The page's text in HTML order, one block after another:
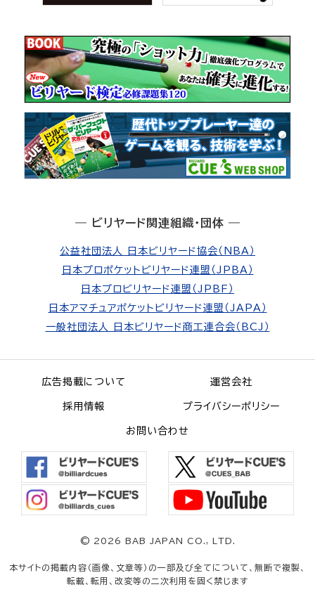
― ビリヤード関連組織・団体 ―
公益社団法人 日本ビリヤード協会（NBA）
日本プロポケットビリヤード連盟（JPBA）
日本プロビリヤード連盟（JPBF）
日本アマチュアポケットビリヤード連盟（JAPA）
一般社団法人 日本ビリヤード商工連合会（BCJ）
広告掲載について 運営会社
採用情報 プライバシーポリシー
お問い合わせ
© 2026 BAB JAPAN CO., LTD.
本サイトの掲載内容（画像、文章等）の一部及び全てについて、無断で複製、
転載、転用、改変等の二次利用を固く禁じます